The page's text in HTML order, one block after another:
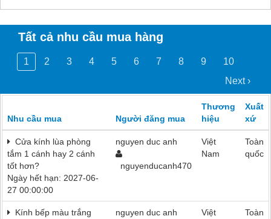
Tất cả nhu cầu mua hàng
1 2 3 4 5 6 7 8 9
10
Next ›
Nhu cầu mua Người đăng mua
Thương
hiệu
Xuất
xứ
Cửa kính lùa phòng
tắm 1 cánh hay 2 cánh
tốt hơn?
Ngày hết hạn: 2027-06-
27 00:00:00
nguyen duc anh
nguyenducanh470
Việt
Nam
Toàn
quốc
Kính bếp màu trắng
nguyen duc anh
Việt
Toàn